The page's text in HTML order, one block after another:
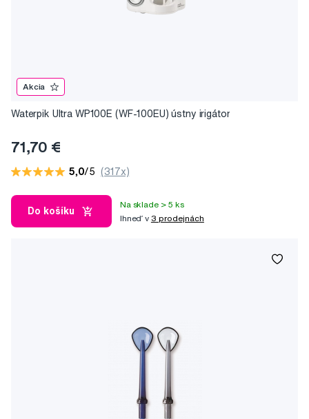
Akcia
Waterpik Ultra WP100E (WF-100EU) ústny irigátor
71,70 €
5,0/5 (317x)
Do košíku
Na sklade > 5 ks
Ihneď v 3 prodejnách